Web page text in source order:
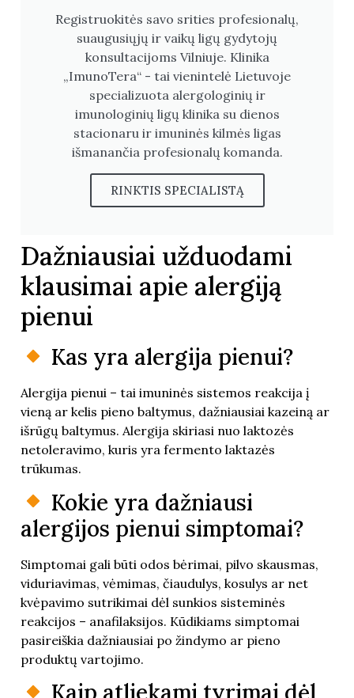
Registruokitės savo srities profesionalų,
suaugusiųjų ir vaikų ligų gydytojų
konsultacijoms Vilniuje. Klinika
„ImunoTera“ - tai vienintelė Lietuvoje
specializuota alergologinių ir
imunologinių ligų klinika su dienos
stacionaru ir imuninės kilmės ligas
išmanančia profesionalų komanda.
RINKTIS SPECIALISTĄ
Dažniausiai užduodami
klausimai apie alergiją
pienui
Kas yra alergija pienui?
Alergija pienui – tai imuninės sistemos reakcija į
vieną ar kelis pieno baltymus, dažniausiai kazeiną ar
išrūgų baltymus. Alergija skiriasi nuo laktozės
netoleravimo, kuris yra fermento laktazės
trūkumas.
Kokie yra dažniausi
alergijos pienui simptomai?
Simptomai gali būti odos bėrimai, pilvo skausmas,
viduriavimas, vėmimas, čiaudulys, kosulys ar net
kvėpavimo sutrikimai dėl sunkios sisteminės
reakcijos – anafilaksijos. Kūdikiams simptomai
pasireiškia dažniausiai po žindymo ar pieno
produktų vartojimo.